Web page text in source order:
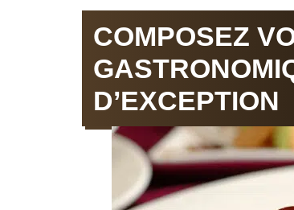
COMPOSEZ
D’EXCEPTION